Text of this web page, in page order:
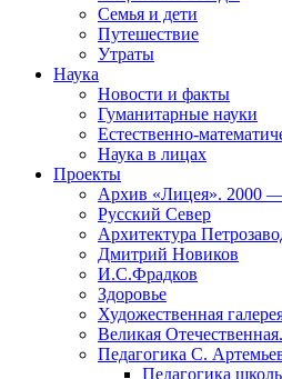
Семья и дети
Путешествие
Утраты
Наука
Новости и факты
Гуманитарные науки
Естественно-
Наука в лицах
Проекты
Архив «Лицея». 2000
Русский Север
Архитектура
Дмитрий Новиков
И.С.Фрадков
Здоровье
Художественная
Великая
Педагогика С.
Педагогика